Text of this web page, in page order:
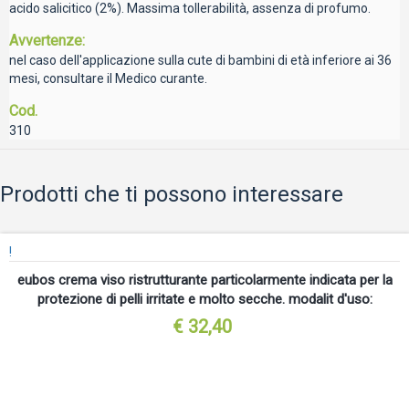
acido salicitico (2%). Massima tollerabilità, assenza di profumo.
Avvertenze:
nel caso dell'applicazione sulla cute di bambini di età inferiore ai 36
mesi, consultare il Medico curante.
Cod.
310
Prodotti che ti possono interessare
!
eubos crema viso ristrutturante particolarmente indicata per la
protezione di pelli irritate e molto secche. modalit d'uso:
€ 32,40